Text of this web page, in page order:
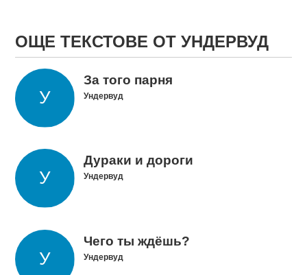
ОЩЕ ТЕКСТОВЕ ОТ УНДЕРВУД
За того парня
Ундервуд
Дураки и дороги
Ундервуд
Чего ты ждёшь?
Ундервуд